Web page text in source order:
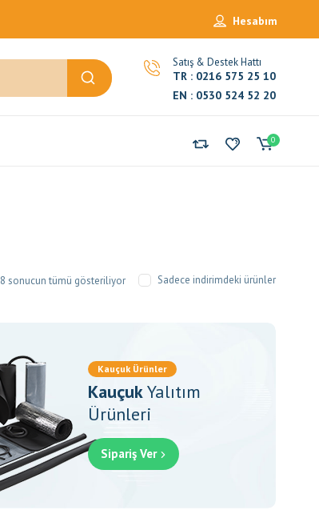
Hesabım
Satış & Destek Hattı
TR : 0216 575 25 10
EN : 0530 524 52 20
0
Sadece indirimdeki ürünler
8 sonucun tümü gösteriliyorEn
göre
sıralandı
Kauçuk Ürünler
Kauçuk Yalıtım
Ürünleri
Sipariş Ver